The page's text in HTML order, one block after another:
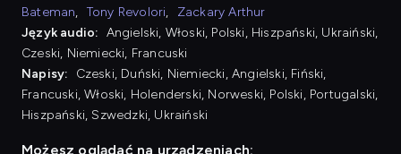
Bateman, Tony Revolori,
Zackary Arthur
Język audio: Angielski, Włoski, Polski, Hiszpański, Ukraiński,
Czeski, Niemiecki, Francuski
Napisy:
Czeski, Duński, Niemiecki, Angielski, Fiński,
Francuski, Włoski, Holenderski, Norweski, Polski, Portugalski,
Hiszpański, Szwedzki, Ukraiński
Możesz oglądać na urządzeniach: